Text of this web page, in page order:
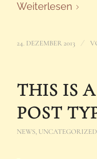
Weiterlesen
24. DEZEMBER 2013 /
THIS IS
POST
NEWS, UNCATEGORIZED